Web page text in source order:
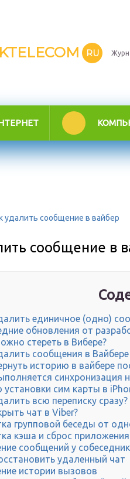
RU
удалить сообщение в вайбер
сообщение в
единичное (одно)
обновления от
стереть в Вибере?
сообщения в
историю в вайбере
синхронизация
установки сим карты в
всю переписку сразу?
чат в Viber?
групповой беседы от
кэша и сброс приложения
сообщений у
удаленный чат
истории вызовов